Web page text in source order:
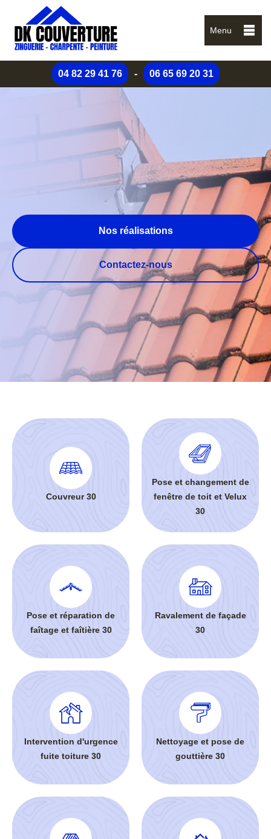
Menu
04 82 29 41 76 - 06 65 69 20 31
Nos réalisations
Contactez-nous
Couvreur 30
Pose et changement de
fenêtre de toit et Velux
30
Pose et réparation de
faîtage et faîtière 30
Ravalement de façade
30
Intervention d'urgence
fuite toiture 30
Nettoyage et pose de
gouttière 30